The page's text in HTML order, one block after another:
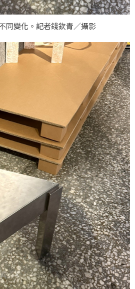
同變化。記者錢欽青／攝影